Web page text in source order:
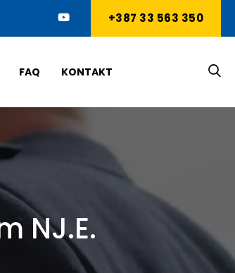
+387 33 563 350
FAQ KONTAKT
NJ.E.